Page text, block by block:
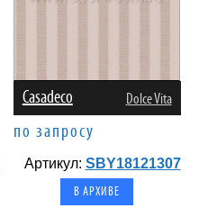
Casadeco Dolce Vita
по запросу
Артикул: SBY18121307
В АРХИВЕ